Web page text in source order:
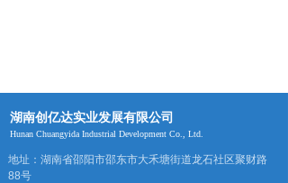
地址：湖南省邵阳市邵东市大禾塘街道龙石社区聚财路
88号
湖南创亿达实业发展有限公司
Hunan Chuangyida Industrial Development Co., Ltd.